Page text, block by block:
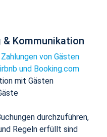
Kommunikation
von Gästen
und Booking.com
mit Gästen
durchzuführen,
Regeln erfüllt sind